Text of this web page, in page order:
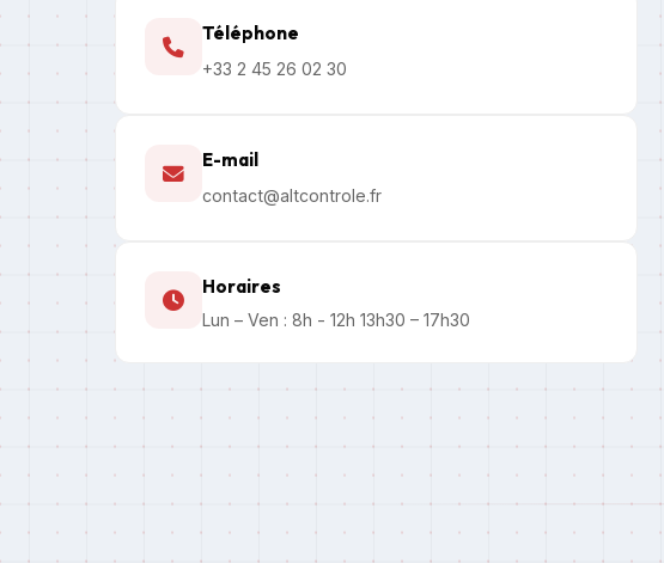
Téléphone
+33 2 45 26 02 30
E-mail
contact@altcontrole.fr
Horaires
Lun – Ven : 8h - 12h 13h30 – 17h30